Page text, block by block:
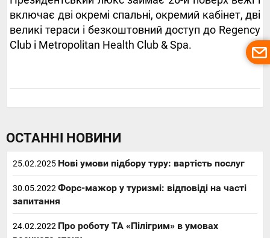
ОСТАННІ НОВИНИ
25.02.2025 Нові умови підбору туру: вартість послуг
30.05.2022 Форс-мажор у туризмі: відповіді на часті
запитання
24.02.2022 Про роботу ТА «Пілігрим» в умовах
включає дві окремі спальні, окремий кабінет, дві
великі тераси і безкоштовний доступ до Regency
Club і Metropolitan Health Club & Spa.